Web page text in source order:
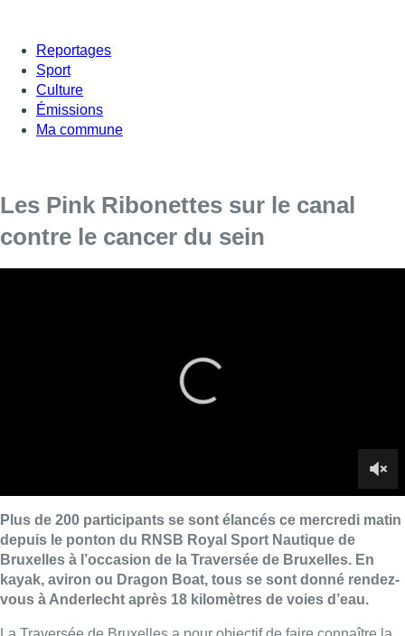
Reportages
Sport
Culture
Émissions
Ma commune
Les Pink Ribonettes sur le canal
contre le cancer du sein
vous à Anderlecht après 18 kilomètres de voies d’eau.
La Traversée de Bruxelles a pour objectif de faire connaître la
mouvements particuliers, bénéfiques pour le drainage des
lymphes pour les personnes ayant subi une opération du sein.
Pagayer Contre le Cancer du sein. A bord, les Pink Ribonettes
de Bruxelles et leur éternel enthousiasme.
ReportageSabine RingelheimetPaolo Coen
Lire aussi :